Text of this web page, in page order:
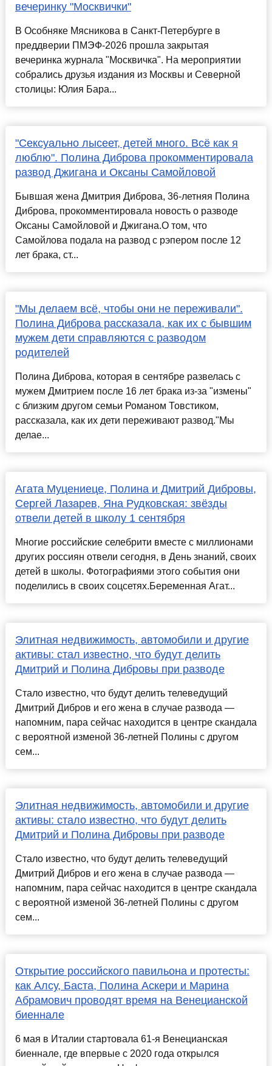
вечеринку "Москвички"
В Особняке Мясникова в Санкт-Петербурге в
преддверии ПМЭФ-2026 прошла закрытая
вечеринка журнала "Москвичка". На мероприятии
собрались друзья издания из Москвы и Северной
столицы: Юлия Бара...
"Сексуально лысеет, детей много. Всё как я
люблю". Полина Диброва прокомментировала
развод Джигана и Оксаны Самойловой
Бывшая жена Дмитрия Диброва, 36-летняя Полина
Диброва, прокомментировала новость о разводе
Оксаны Самойловой и Джигана.О том, что
Самойлова подала на развод с рэпером после 12
лет брака, ст...
"Мы делаем всё, чтобы они не переживали".
Полина Диброва рассказала, как их с бывшим
мужем дети справляются с разводом
родителей
Полина Диброва, которая в сентябре развелась с
мужем Дмитрием после 16 лет брака из-за "измены"
с близким другом семьи Романом Товстиком,
рассказала, как их дети переживают развод."Мы
делае...
Агата Муцениеце, Полина и Дмитрий Дибровы,
Сергей Лазарев, Яна Рудковская: звёзды
отвели детей в школу 1 сентября
Многие российские селебрити вместе с миллионами
других россиян отвели сегодня, в День знаний, своих
детей в школы. Фотографиями этого события они
поделились в своих соцсетях.Беременная Агат...
Элитная недвижимость, автомобили и другие
активы: стал известно, что будут делить
Дмитрий и Полина Дибровы при разводе
Стало известно, что будут делить телеведущий
Дмитрий Дибров и его жена в случае развода —
напомним, пара сейчас находится в центре скандала
с вероятной изменой 36-летней Полины с другом
сем...
Элитная недвижимость, автомобили и другие
активы: стало известно, что будут делить
Дмитрий и Полина Дибровы при разводе
Стало известно, что будут делить телеведущий
Дмитрий Дибров и его жена в случае развода —
напомним, пара сейчас находится в центре скандала
с вероятной изменой 36-летней Полины с другом
сем...
Открытие российского павильона и протесты:
как Алсу, Баста, Полина Аскери и Марина
Абрамович проводят время на Венецианской
биеннале
6 мая в Италии стартовала 61-я Венецианская
биеннале, где впервые с 2020 года открылся